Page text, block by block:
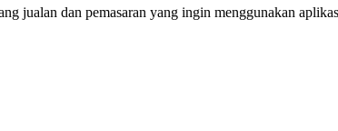
jualan dan pemasaran yang ingin menggunakan